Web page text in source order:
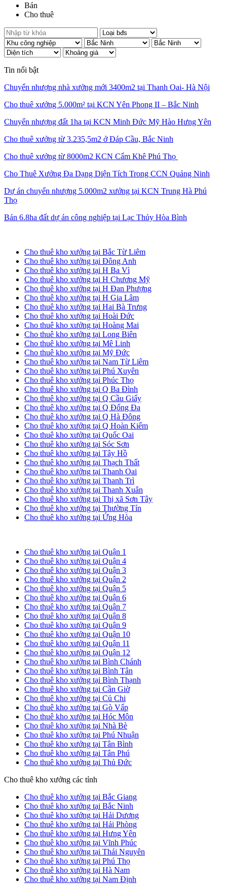
Bán
Cho thuê
Tin nổi bật
Chuyển nhượng nhà xưởng mới 3400m2 tại Thanh Oai- Hà Nội
Cho thuê xưởng 5.000m² tại KCN Yên Phong II – Bắc Ninh
Chuyển nhượng đất 1ha tại KCN Minh Đức Mỹ Hào Hưng Yên
Cho thuê xưởng từ 3.235,5m2 ở Đáp Cầu, Bắc Ninh
Cho thuê xưởng từ 8000m2 KCN Cẩm Khê Phú Thọ
Cho Thuê Xưởng Đa Dạng Diện Tích Trong CCN Quảng Ninh
Dự án chuyển nhượng 5.000m2 xưởng tại KCN Trung Hà Phú
Thọ
Bán 6.8ha đất dự án công nghiệp tại Lạc Thủy Hòa Bình
Cho thuê kho xưởng tại Bắc Từ Liêm
Cho thuê kho xưởng tại Đông Anh
Cho thuê kho xưởng tại H Ba Vì
Cho thuê kho xưởng tại H Chương Mỹ
Cho thuê kho xưởng tại H Đan Phượng
Cho thuê kho xưởng tại H Gia Lâm
Cho thuê kho xưởng tại Hai Bà Trưng
Cho thuê kho xưởng tại Hoài Đức
Cho thuê kho xưởng tại Hoàng Mai
Cho thuê kho xưởng tại Long Biên
Cho thuê kho xưởng tại Mê Linh
Cho thuê kho xưởng tại Mỹ Đức
Cho thuê kho xưởng tại Nam Từ Liêm
Cho thuê kho xưởng tại Phú Xuyên
Cho thuê kho xưởng tại Phúc Thọ
Cho thuê kho xưởng tại Q Ba Đình
Cho thuê kho xưởng tại Q Cầu Giấy
Cho thuê kho xưởng tại Q Đống Đa
Cho thuê kho xưởng tại Q Hà Đông
Cho thuê kho xưởng tại Q Hoàn Kiếm
Cho thuê kho xưởng tại Quốc Oai
Cho thuê kho xưởng tại Sóc Sơn
Cho thuê kho xưởng tại Tây Hồ
Cho thuê kho xưởng tại Thạch Thất
Cho thuê kho xưởng tại Thanh Oai
Cho thuê kho xưởng tại Thanh Trì
Cho thuê kho xưởng tại Thanh Xuân
Cho thuê kho xưởng tại Thị xã Sơn Tây
Cho thuê kho xưởng tại Thường Tín
Cho thuê kho xưởng tại Ứng Hòa
Cho thuê kho xưởng tại Quận 1
Cho thuê kho xưởng tại Quận 4
Cho thuê kho xưởng tại Quận 3
Cho thuê kho xưởng tại Quận 2
Cho thuê kho xưởng tại Quận 5
Cho thuê kho xưởng tại Quận 6
Cho thuê kho xưởng tại Quận 7
Cho thuê kho xưởng tại Quận 8
Cho thuê kho xưởng tại Quận 9
Cho thuê kho xưởng tại Quận 10
Cho thuê kho xưởng tại Quận 11
Cho thuê kho xưởng tại Quận 12
Cho thuê kho xưởng tại Bình Chánh
Cho thuê kho xưởng tại Bình Tân
Cho thuê kho xưởng tại Bình Thạnh
Cho thuê kho xưởng tại Cần Giờ
Cho thuê kho xưởng tại Củ Chi
Cho thuê kho xưởng tại Gò Vấp
Cho thuê kho xưởng tại Hóc Môn
Cho thuê kho xưởng tại Nhà Bè
Cho thuê kho xưởng tại Phú Nhuận
Cho thuê kho xưởng tại Tân Bình
Cho thuê kho xưởng tại Tân Phú
Cho thuê kho xưởng tại Thủ Đức
Cho thuê kho xưởng các tỉnh
Cho thuê kho xưởng tại Bắc Giang
Cho thuê kho xưởng tại Bắc Ninh
Cho thuê kho xưởng tại Hải Dương
Cho thuê kho xưởng tại Hải Phòng
Cho thuê kho xưởng tại Hưng Yên
Cho thuê kho xưởng tại Vĩnh Phúc
Cho thuê kho xưởng tại Thái Nguyên
Cho thuê kho xưởng tại Phú Thọ
Cho thuê kho xưởng tại Hà Nam
Cho thuê kho xưởng tại Nam Định